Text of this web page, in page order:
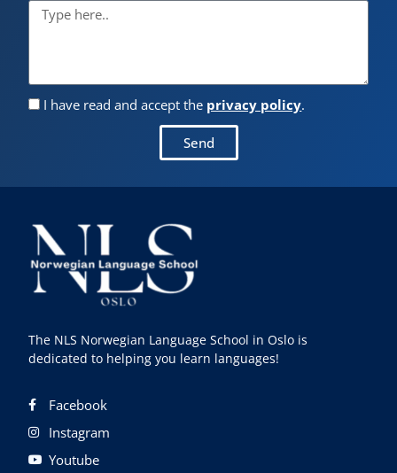
I have read and accept the privacy policy.
Send
The NLS Norwegian Language School in Oslo is
dedicated to helping you learn languages!
Facebook
Instagram
Youtube